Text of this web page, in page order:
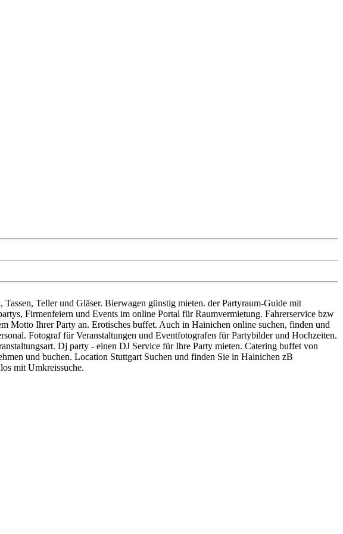
Teller und Gläser. Bierwagen günstig mieten. der Partyraum-Guide mit
Firmenfeiern und Events im online Portal für Raumvermietung. Fahrerservice bzw
Motto Ihrer Party an. Erotisches buffet. Auch in Hainichen online suchen, finden und
Fotograf für Veranstaltungen und Eventfotografen für Partybilder und Hochzeiten.
Dj party - einen DJ Service für Ihre Party mieten. Catering buffet von
und buchen. Location Stuttgart Suchen und finden Sie in Hainichen zB
mit Umkreissuche.